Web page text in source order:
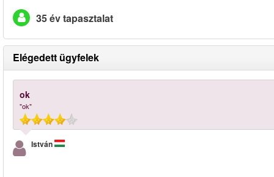
35 év tapasztalat
Elégedett ügyfelek
ok
"ok"
István